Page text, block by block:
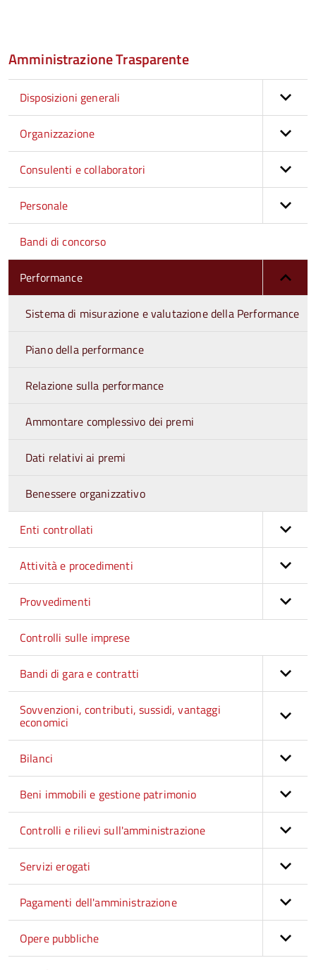
Amministrazione Trasparente
Disposizioni generali
Organizzazione
Consulenti e collaboratori
Personale
Bandi di concorso
Performance
Sistema di misurazione e valutazione della Performance
Piano della performance
Relazione sulla performance
Ammontare complessivo dei premi
Dati relativi ai premi
Benessere organizzativo
Enti controllati
Attività e procedimenti
Provvedimenti
Controlli sulle imprese
Bandi di gara e contratti
Sovvenzioni, contributi, sussidi, vantaggi
economici
Bilanci
Beni immobili e gestione patrimonio
Controlli e rilievi sull'amministrazione
Servizi erogati
Pagamenti dell'amministrazione
Opere pubbliche